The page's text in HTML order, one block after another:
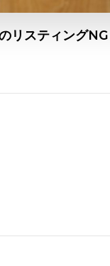
リスティングNG